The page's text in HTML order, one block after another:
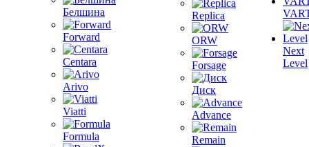
Белшина
Forward
Centara
Arivo
Viatti
Formula
Replica
ORW
Forsage
Диск
Advance
Remain
Next
Level